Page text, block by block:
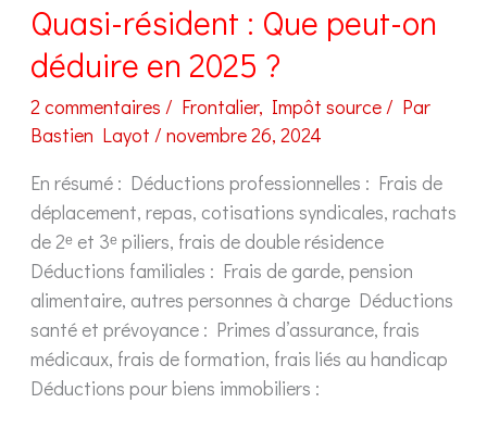
Quasi-résident : Que peut-on
déduire en 2025 ?
2 commentaires / Frontalier, Impôt source/ Par
Bastien Layot / novembre 26, 2024
En résumé : Déductions professionnelles : Frais de
déplacement, repas, cotisations syndicales, rachats
de 2ᵉ et 3ᵉ piliers, frais de double résidence
Déductions familiales : Frais de garde, pension
alimentaire, autres personnes à charge Déductions
santé et prévoyance : Primes d’assurance, frais
médicaux, frais de formation, frais liés au handicap
Déductions pour biens immobiliers :